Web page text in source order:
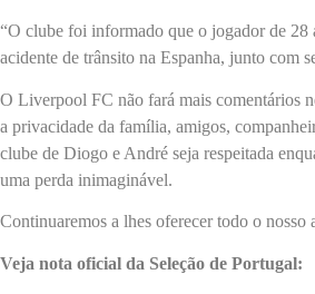
“O clube foi informado que o jogador de 28
acidente de trânsito na Espanha, junto com
O Liverpool FC não fará mais comentários
a privacidade da família, amigos,
clube de Diogo e André seja respeitada
uma perda inimaginável.
Continuaremos a lhes oferecer todo o nosso
Veja nota oficial da Seleção de Portugal: